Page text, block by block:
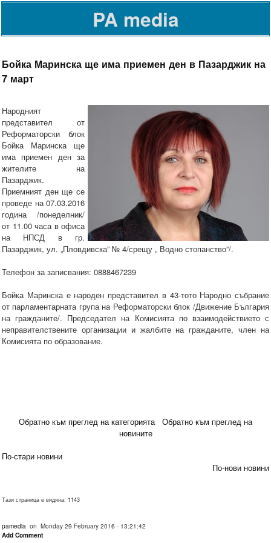
PA media
Бойка Маринска ще има приемен ден в Пазарджик на
7 март
Народният
представител от
Реформаторски блок
Бойка Маринска ще
има приемен ден за
жителите на
Пазарджик.
Приемният ден ще се
проведе на 07.03.2016
година /понеделник/
от 11.00 часа в офиса
на НПСД в гр.
Пазарджик, ул. „Пловдивска” № 4/срещу „ Водно стопанство”/.
Телефон за записвания: 0888467239
Бойка Маринска е народен представител в 43-тото Народно събрание
от парламентарната група на Реформаторски блок /Движение България
на гражданите/. Председател на Комисията по взаимодействието с
неправителствените организации и жалбите на гражданите, член на
Комисията по образование.
Обратно към преглед на категорията
Обратно към преглед на
новините
По-стари новини
По-нови новини
Тази страница е видяна: 1143
pamedia on Monday 29 February 2016 - 13:21:42
Add Comment